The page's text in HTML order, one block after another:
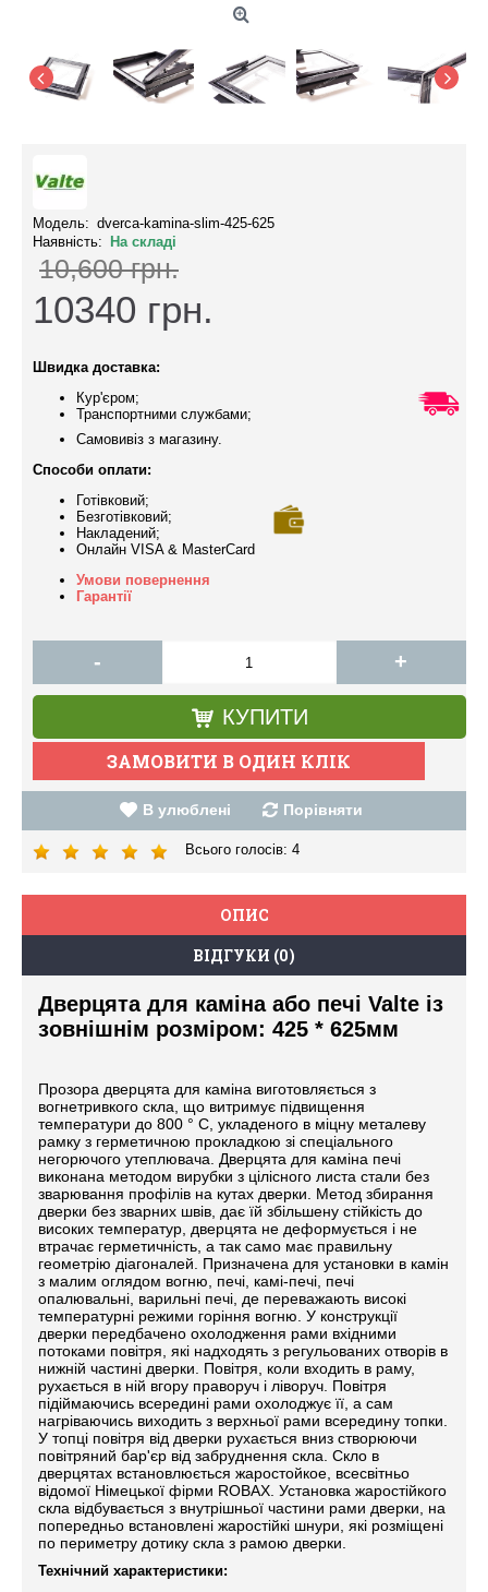
Модель: dverca-kamina-slim-425-625
Наявність:
На складі
10,600 грн.
10340 грн.
Швидка доставка:
Кур'єром;
Транспортними службами;
Самовивіз з магазину.
Способи оплати:
Готівковий;
Безготівковий;
Накладений;
Онлайн VISA & MasterCard
Умови повернення
Гарантії
- +
КУПИТИ
В улюблені Порівняти
Всього голосів: 4
ОПИС
ВІДГУКИ (0)
Дверцята для каміна або печі Valte із
зовнішнім розміром: 425 * 625мм
Прозора дверцята для каміна виготовляється з
вогнетривкого скла, що витримує підвищення
температури до 800 ° С, укладеного в міцну металеву
рамку з герметичною прокладкою зі спеціального
негорючого утеплювача. Дверцята для каміна печі
виконана методом вирубки з цілісного листа стали без
зварювання профілів на кутах дверки. Метод збирання
дверки без зварних швів, дає їй збільшену стійкість до
високих температур, дверцята не деформується і не
втрачає герметичність, а так само має правильну
геометрію діагоналей. Призначена для установки в камін
з малим оглядом вогню, печі, камі-печі, печі
опалювальні, варильні печі, де переважають високі
температурні режими горіння вогню. У конструкції
дверки передбачено охолодження рами вхідними
потоками повітря, які надходять з регульованих отворів в
нижній частині дверки. Повітря, коли входить в раму,
рухається в ній вгору праворуч і ліворуч. Повітря
підіймаючись всередині рами охолоджує її, а сам
нагріваючись виходить з верхньої рами всередину топки.
У топці повітря від дверки рухається вниз створюючи
повітряний бар'єр від забруднення скла. Скло в
дверцятах встановлюється жаростойкое, всесвітньо
відомої Німецької фірми ROBAX. Установка жаростійкого
скла відбувається з внутрішньої частини рами дверки, на
попередньо встановлені жаростійкі шнури, які розміщені
по периметру дотику скла з рамою дверки.
Технічний характеристики: